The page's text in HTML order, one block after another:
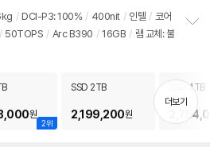
리
뷰
/ DCI-P3: 100% / 400nit / 인텔 / 코어
/ 50TOPS / Arc B390 / 16GB / 램 교체: 불
치
기
2위
원
SSD 2TB
2,199,200원
SSD 4TB
더보기